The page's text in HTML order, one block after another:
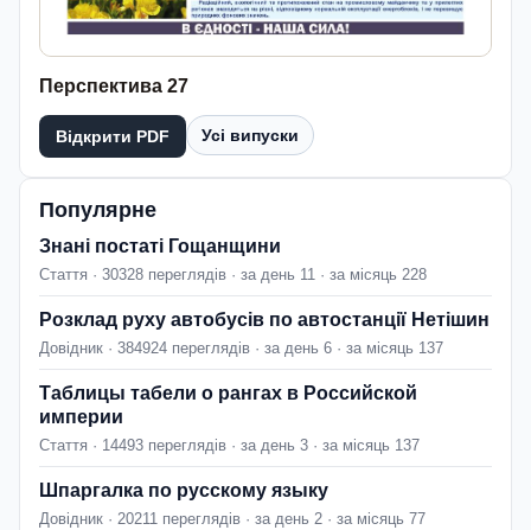
Перспектива 27
Відкрити PDF Усі випуски
Популярне
Знані постаті Гощанщини
Стаття · 30328 переглядів · за день 11 · за місяць 228
Розклад руху автобусів по автостанції Нетішин
Довідник · 384924 переглядів · за день 6 · за місяць 137
Таблицы табели о рангах в Российской
империи
Стаття · 14493 переглядів · за день 3 · за місяць 137
Шпаргалка по русскому языку
Довідник · 20211 переглядів · за день 2 · за місяць 77